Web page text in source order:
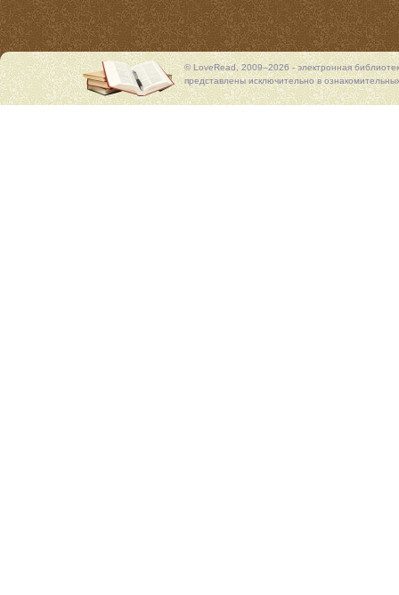
© LoveRead, 2009–2026 - электронная
представлены исключительно в